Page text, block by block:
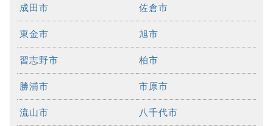
成田市 佐倉市
東金市 旭市
習志野市 柏市
勝浦市 市原市
流山市 八千代市